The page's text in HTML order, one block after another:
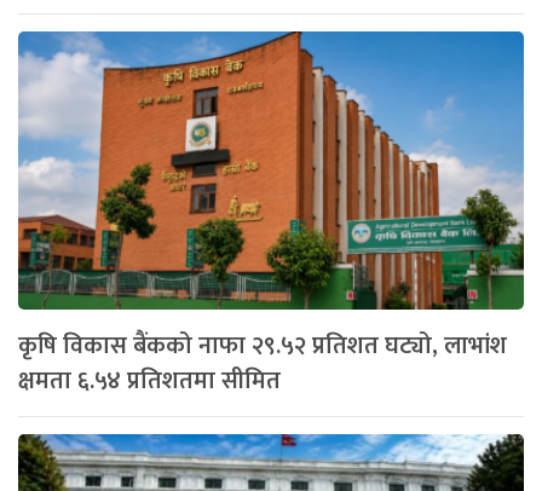
कृषि विकास बैंकको नाफा २९.५२ प्रतिशत घट्यो, लाभांश
क्षमता ६.५४ प्रतिशतमा सीमित